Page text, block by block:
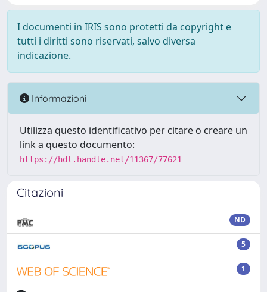
I documenti in IRIS sono protetti da copyright e
tutti i diritti sono riservati, salvo diversa
indicazione.
Informazioni
Utilizza questo identificativo per citare o creare un
link a questo documento:
https://hdl.handle.net/11367/77621
Citazioni
ND
5
1